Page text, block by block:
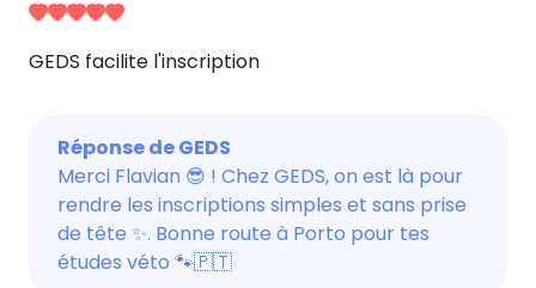
GEDS facilite l'inscription
Réponse de GEDS
Merci Flavian 😎 ! Chez GEDS, on est là pour
rendre les inscriptions simples et sans prise
de tête ✨. Bonne route à Porto pour tes
études véto 🐾🇵🇹